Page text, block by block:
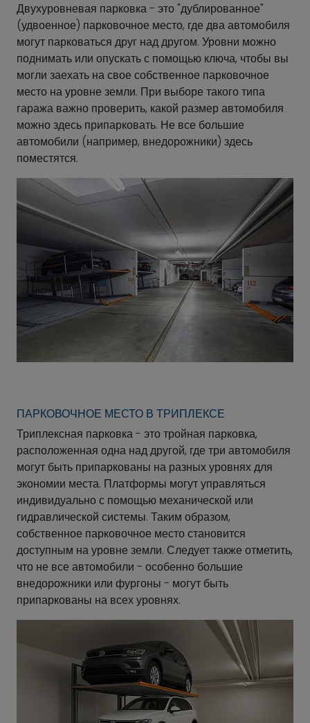
Двухуровневая парковка - это "дублированное"
(удвоенное) парковочное место, где два автомобиля
могут парковаться друг над другом. Уровни можно
поднимать или опускать с помощью ключа, чтобы вы
могли заехать на свое собственное парковочное
место на уровне земли. При выборе такого типа
гаража важно проверить, какой размер автомобиля
можно здесь припарковать. Не все большие
автомобили (например, внедорожники) здесь
поместятся.
ПАРКОВОЧНОЕ МЕСТО В ТРИПЛЕКСЕ
Триплексная парковка - это тройная парковка,
расположенная одна над другой, где три автомобиля
могут быть припаркованы на разных уровнях для
экономии места. Платформы могут управляться
индивидуально с помощью механической или
гидравлической системы. Таким образом,
собственное парковочное место становится
доступным на уровне земли. Следует также отметить,
что не все автомобили - особенно большие
внедорожники или фургоны - могут быть
припаркованы на всех уровнях.